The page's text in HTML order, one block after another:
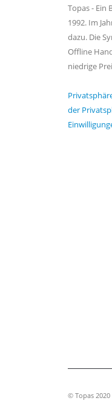
Topas - Ein
1992. Im
dazu. Die
Offline
niedrige
der
© Topas